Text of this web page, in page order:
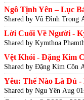
Ngô Tịnh Yên – Lục
Shared by Vũ Đình Trọng
Lời Cuối Về Người -
Shared by Kymthoa
Vệt Khói - Đặng Kim
Shared by Đặng Kim Côn
Yêu: Thế Nào Là Đủ -
Shared by Ngu Yên Aug